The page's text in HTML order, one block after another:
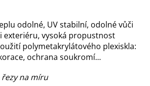
odolné, UV stabilní, odolné vůči
exteriéru, vysoká propustnost
polymetakrylátového plexiskla:
ochrana soukromí...
na míru